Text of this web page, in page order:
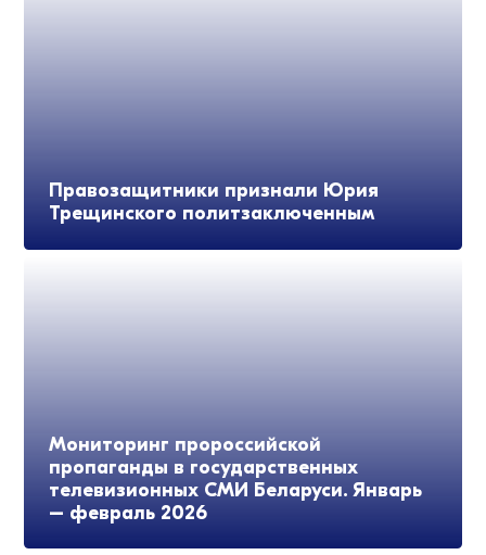
Правозащитники признали Юрия
Трещинского политзаключенным
Мониторинг пророссийской
пропаганды в государственных
телевизионных СМИ Беларуси. Январь
– февраль 2026